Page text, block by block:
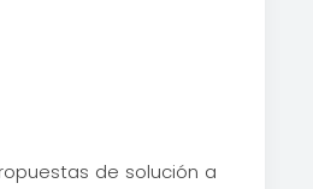
de solución a